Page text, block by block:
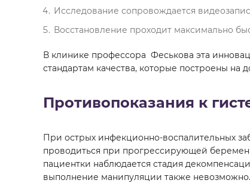
Исследование сопровождается
Восстановление проходит максимально
В клинике профессора Феськова эта
стандартам качества, которые построены на
Противопоказания к
При острых инфекционно-воспалительных
проводиться при прогрессирующей
пациентки наблюдается стадия
выполнение манипуляции также невозможно.